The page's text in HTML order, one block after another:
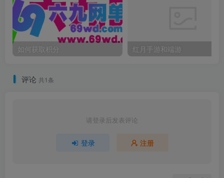
如何获取积分 红月手游和端游
评论 共1条
请登录后发表评论
登录 注册